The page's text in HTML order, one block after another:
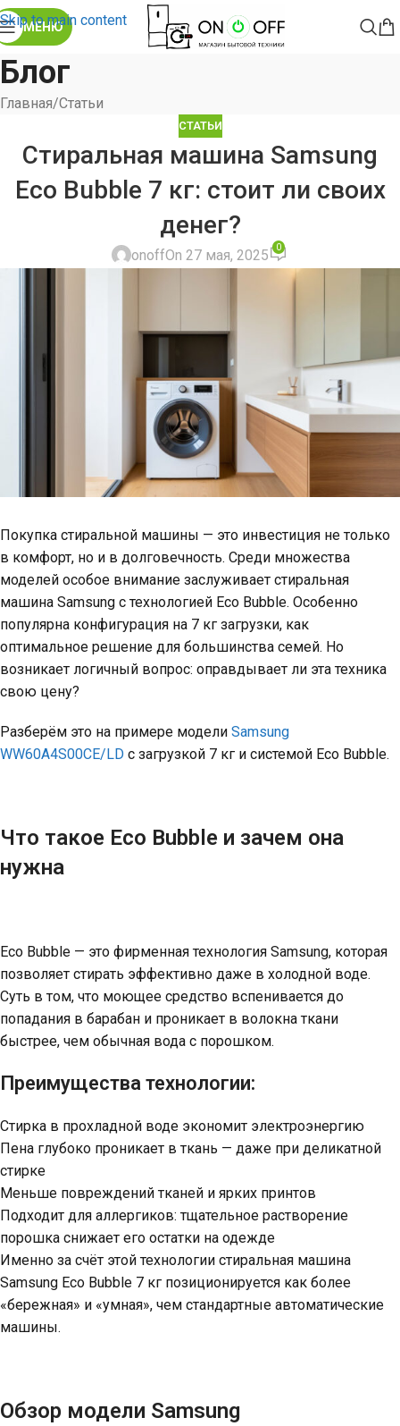
Skip to main content
МЕНЮ
Блог
Главная Статьи
СТАТЬИ
Стиральная машина Samsung
Eco Bubble 7 кг: стоит ли своих
денег?
onoffOn 27 мая, 2025 0
Покупка стиральной машины — это инвестиция не только
в комфорт, но и в долговечность. Среди множества
моделей особое внимание заслуживает стиральная
машина Samsung с технологией Eco Bubble. Особенно
популярна конфигурация на 7 кг загрузки, как
оптимальное решение для большинства семей. Но
возникает логичный вопрос: оправдывает ли эта техника
свою цену?
Разберём это на примере модели Samsung
WW60A4S00CE/LD с загрузкой 7 кг и системой Eco Bubble.
Что такое Eco Bubble и зачем она
нужна
Eco Bubble — это фирменная технология Samsung, которая
позволяет стирать эффективно даже в холодной воде.
Суть в том, что моющее средство вспенивается до
попадания в барабан и проникает в волокна ткани
быстрее, чем обычная вода с порошком.
Преимущества технологии:
Стирка в прохладной воде экономит электроэнергию
Пена глубоко проникает в ткань — даже при деликатной
стирке
Меньше повреждений тканей и ярких принтов
Подходит для аллергиков: тщательное растворение
порошка снижает его остатки на одежде
Именно за счёт этой технологии стиральная машина
Samsung Eco Bubble 7 кг позиционируется как более
«бережная» и «умная», чем стандартные автоматические
машины.
Обзор модели Samsung